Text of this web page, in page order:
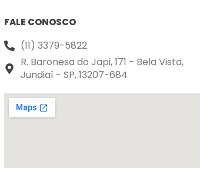
FALE CONOSCO
(11) 3379-5822
R. Baronesa do Japi, 171 - Bela Vista,
Jundiaí - SP, 13207-684